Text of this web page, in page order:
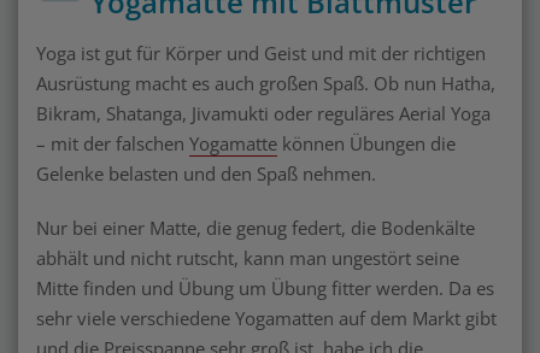
Yoga ist gut für Körper und Geist und mit der richtigen
Ausrüstung macht es auch großen Spaß. Ob nun Hatha,
Bikram, Shatanga, Jivamukti oder reguläres Aerial Yoga
– mit der falschen Yogamatte können Übungen die
Gelenke belasten und den Spaß nehmen.
Nur bei einer Matte, die genug federt, die Bodenkälte
abhält und nicht rutscht, kann man ungestört seine
Mitte finden und Übung um Übung fitter werden. Da es
sehr viele verschiedene Yogamatten auf dem Markt gibt
und die Preisspanne sehr groß ist, habe ich die